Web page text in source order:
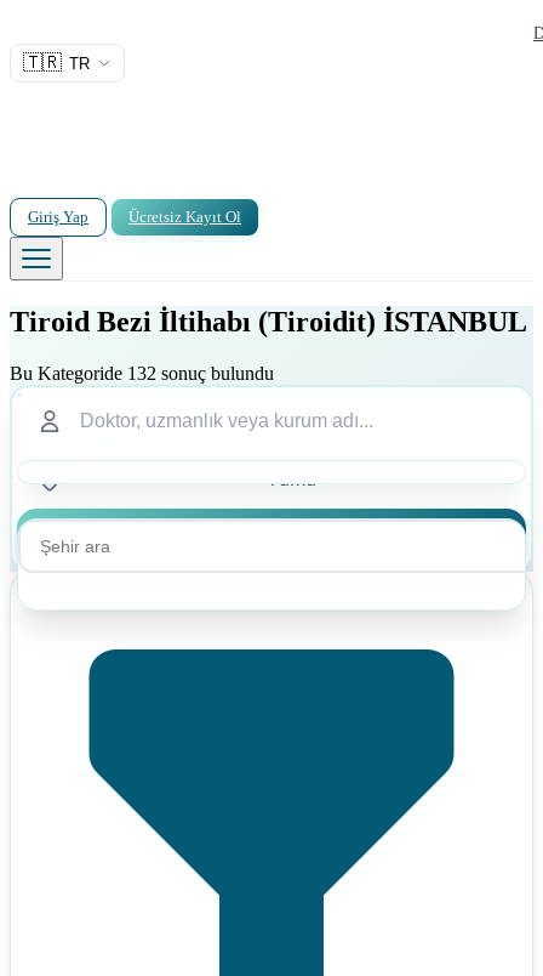
🇹🇷 TR
Giriş Yap Ücretsiz Kayıt Ol
Tiroid Bezi İltihabı (Tiroidit) İSTANBUL
Bu Kategoride 132 sonuç bulundu